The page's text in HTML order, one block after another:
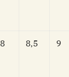
8 8,5 9